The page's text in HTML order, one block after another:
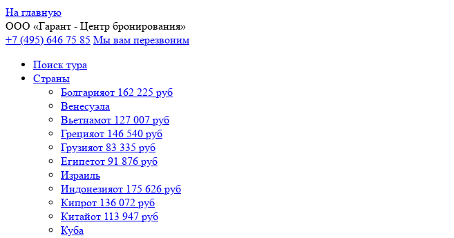
На главную
ООО «Гарант - Центр бронирования»
+7 (495) 646 75 85 Мы вам перезвоним
Поиск тура
Cтраны
Болгарияот 162 225 руб
Венесуэла
Вьетнамот 127 007 руб
Грецияот 146 540 руб
Грузияот 83 335 руб
Египетот 91 876 руб
Израиль
Индонезияот 175 626 руб
Кипрот 136 072 руб
Китайот 113 947 руб
Куба